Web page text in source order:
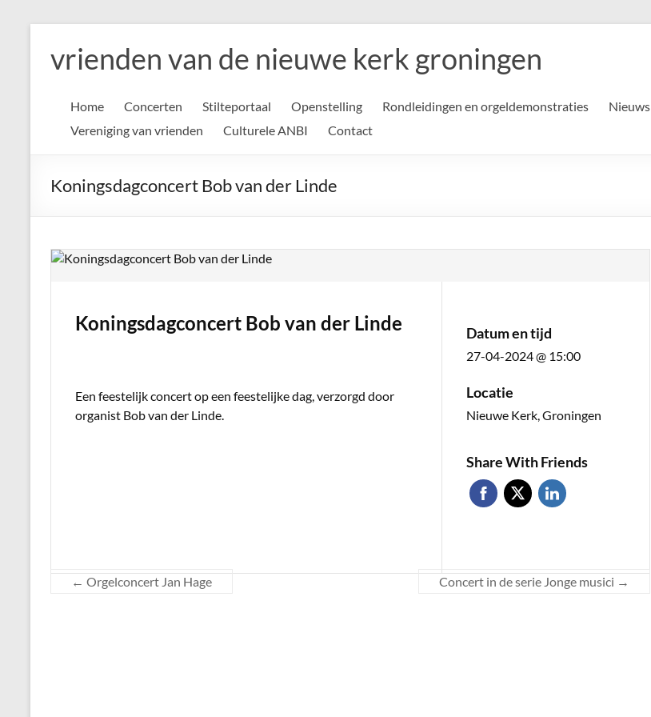
vrienden van de nieuwe kerk groningen
Home Concerten Stilteportaal Openstelling Rondleidingen en orgeldemonstraties Nieuws
Vereniging van vrienden
Culturele ANBI Contact
Koningsdagconcert Bob van der Linde
Koningsdagconcert Bob van der Linde
Een feestelijk concert op een feestelijke dag, verzorgd door
organist Bob van der Linde.
Datum en tijd
27-04-2024 @ 15:00
Locatie
Nieuwe Kerk, Groningen
Share With Friends
← Orgelconcert Jan Hage Concert in de serie Jonge musici →